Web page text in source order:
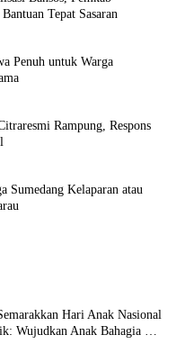
Tepat Sasaran
Penuh untuk Warga
Rampung, Respons
Sumedang Kelaparan atau
Hari Anak Nasional
Wujudkan Anak Bahagia dan